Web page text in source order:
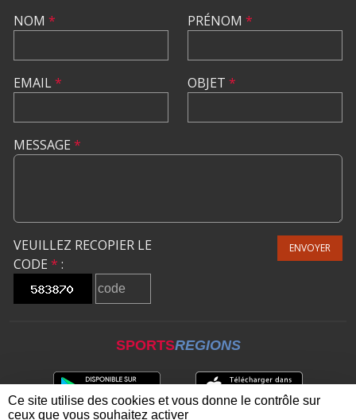
NOM *
EMAIL*
PRÉNOM *
OBJET *
MESSAGE *
VEUILLEZ RECOPIER LE
CODE * :
ENVOYER
SPORTSREGIONS
Ce site utilise des cookies et vous donne le contrôle sur
ceux que vous souhaitez activer